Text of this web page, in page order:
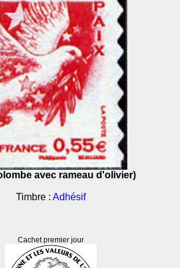
avec rameau d'olivier)
Timbre : Adhésif
Cachet premier jour